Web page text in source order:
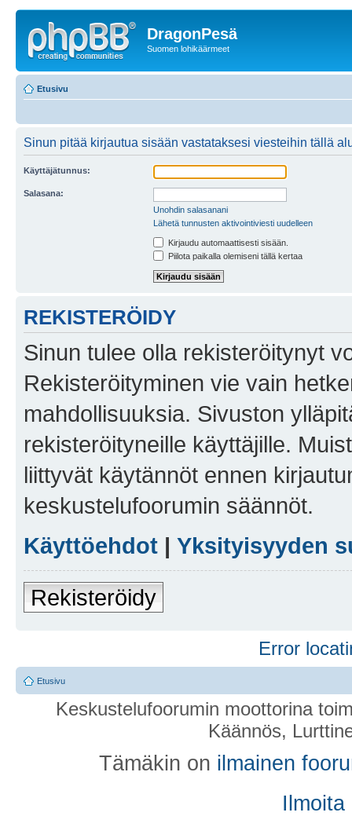
DragonPesä
Suomen lohikäärmeet
Etusivu
Sinun pitää kirjautua sisään vastataksesi viesteihin tällä
Käyttäjätunnus:
Salasana:
Unohdin salasanani
Lähetä tunnusten aktivointiviesti uudelleen
Kirjaudu automaattisesti sisään.
Piilota paikalla olemiseni tällä kertaa
REKISTERÖIDY
Sinun tulee olla rekisteröitynyt
Rekisteröityminen vie vain
mahdollisuuksia. Sivuston
rekisteröityneille käyttäjille.
liittyvät käytännöt ennen
keskustelufoorumin säännöt.
Käyttöehdot | Yksityisyyden
Rekisteröidy
Error
Etusivu
Keskustelufoorumin moottorina
Käännös,
Tämäkin on ilmainen